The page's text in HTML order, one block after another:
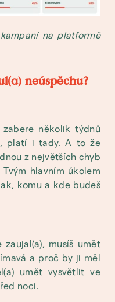
na platformě
neúspěchu?
několik týdnů
platí i tady. A to že
z největších chyb
hlavním úkolem
komu a kde budeš
musíš umět
a proč by ji měl
umět vysvětlit ve
noci.